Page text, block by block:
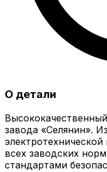
О детали
завода «Селянин».
всех заводских
стандартами